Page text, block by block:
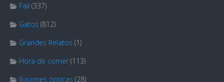
Fail (337)
Gatos (812)
Grandes Relatos (1)
Hora de comer (113)
Ilusiones ópticas (28)